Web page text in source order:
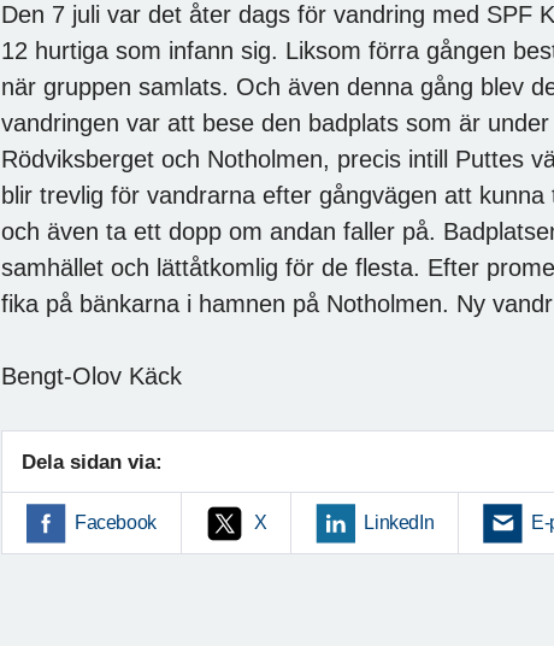
Den 7 juli var det åter dags för vandring med SPF
12 hurtiga som infann sig. Liksom förra gången
när gruppen samlats. Och även denna gång blev
vandringen var att bese den badplats som är
Rödviksberget och Notholmen, precis intill Puttes
blir trevlig för vandrarna efter gångvägen att
och även ta ett dopp om andan faller på.
samhället och lättåtkomlig för de flesta. Efter
fika på bänkarna i hamnen på Notholmen. Ny
Bengt-Olov Käck
Dela sidan via:
Facebook X LinkedIn